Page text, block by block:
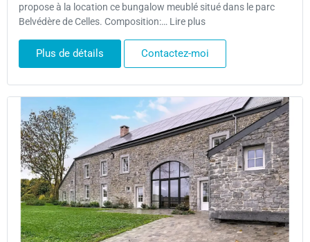
propose à la location ce bungalow meublé situé dans le parc
Belvédère de Celles. Composition:… Lire plus
Plus de détails Contactez-moi